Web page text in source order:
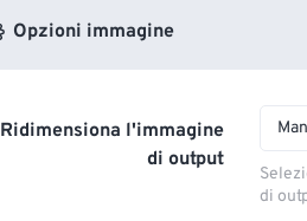
Opzioni immagine
Ridimensiona l'immagine
di output
di